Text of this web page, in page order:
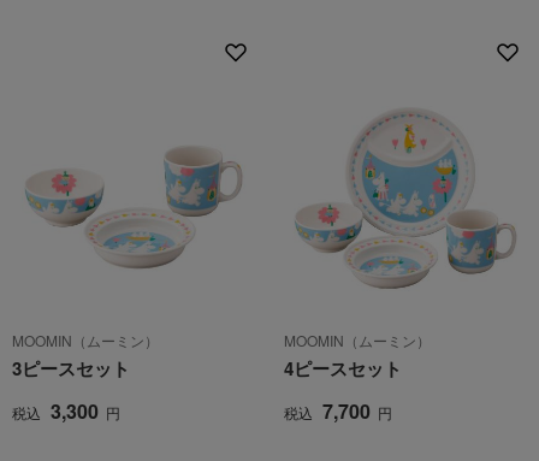
MOOMIN（ムーミン）
3ピースセット
税込 3,300 円
MOOMIN（ムーミン）
4ピースセット
税込 7,700 円